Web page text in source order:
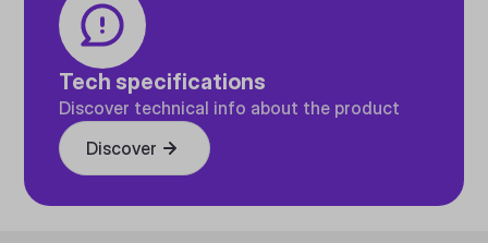
Tech specifications
Discover technical info about the product
Discover